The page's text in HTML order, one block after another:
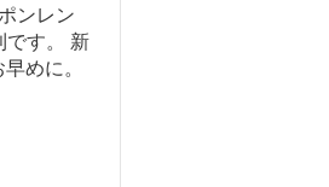
ンレン
です。 新
めに。